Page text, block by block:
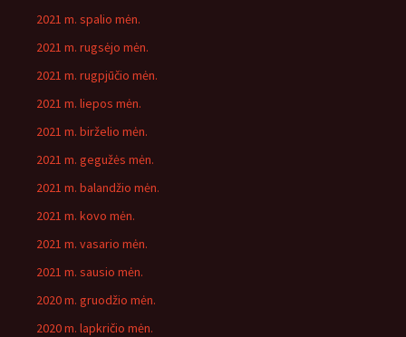
2021 m. spalio mėn.
2021 m. rugsėjo mėn.
2021 m. rugpjūčio mėn.
2021 m. liepos mėn.
2021 m. birželio mėn.
2021 m. gegužės mėn.
2021 m. balandžio mėn.
2021 m. kovo mėn.
2021 m. vasario mėn.
2021 m. sausio mėn.
2020 m. gruodžio mėn.
2020 m. lapkričio mėn.